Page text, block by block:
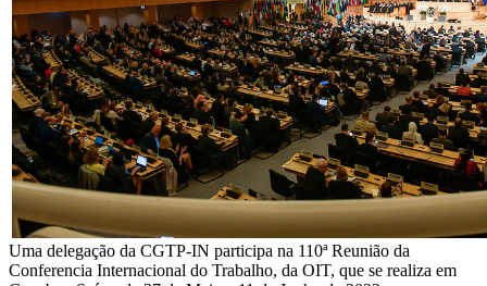
Uma delegação da CGTP-IN participa na 110ª Reunião da
Conferencia Internacional do Trabalho, da OIT, que se realiza em